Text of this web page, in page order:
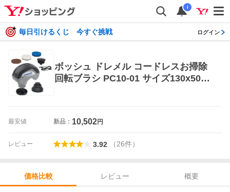
i
毎日引けるくじ 今すぐ挑戦 ログイン
ボッシュ ドレメル コードレスお掃除
回転ブラシ PC10-01 サイズ130x50x1
最安値 新品： 10,502円
レビュー 3.92 （26件）
価格比較 レビュー
概要